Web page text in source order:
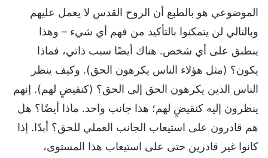
الموضوعي هو بالطبع أن الروح القدس لا يعمل عليهم
وبالتالي لن يتمكنوا بالتأكيد من فهم أي شيء – وهذا
ينطبق على أي شخص. هناك أيضًا سبب ذاتي، فماذا
يكون؟ (مثل هؤلاء الناس يكرهون الحق). وكيف ينظر
الناس الذين يكرهون الحق إلى الحق؟ (كنقيضٍ لهم). إنهم
ينظرون إليه كنقيضٍ لهم؛ هذا جانب واحد. ماذا أيضًا؟ هل
هم قادرون على استيعاب الجانب العملي للحق؟ أبدًا. إذا
كانوا غير قادرين حتى على استيعاب هذا المستوى،